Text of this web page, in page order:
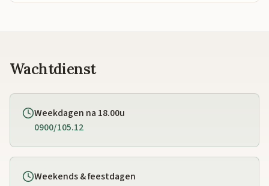
Wachtdienst
Weekdagen na 18.00u
0900/105.12
Weekends & feestdagen